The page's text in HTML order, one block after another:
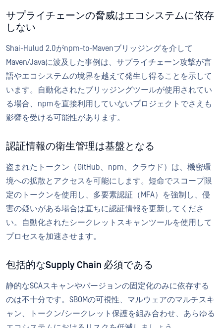
サプライチェーンの脅威はエコシステムに依存
しない
Shai-Hulud 2.0がnpm-to-Mavenブリッジングを介して
Maven/Javaに波及した事例は、サプライチェーン攻撃が言
語やエコシステムの境界を越えて発生し得ることを示して
います。自動化されたブリッジングツールが使用されてい
る場合、npmを直接利用していないプロジェクトでさえも
影響を受ける可能性があります。
認証情報の衛生管理は基盤となる
盗まれたトークン（GitHub、npm、クラウド）は、機密環
境への拡散とアクセスを可能にします。短命でスコープ限
定のトークンを使用し、多要素認証（MFA）を強制し、侵
害の疑いがある場合は直ちに認証情報を更新してくださ
い。自動化されたシークレットスキャンツールを使用して
プロセスを加速させます。
包括的なSupply Chain 必須である
静的なSCAスキャンやバージョンの固定化のみに依存する
のは不十分です。SBOMの可視性、マルウェアのマルチスキ
ャン、トークン/シークレット保護を組み合わせ、あらゆる